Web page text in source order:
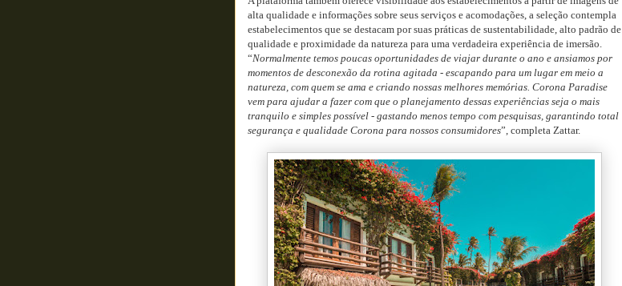
alta qualidade e informações sobre seus serviços e acomodações, a seleção contempla
estabelecimentos que se destacam por suas práticas de sustentabilidade, alto padrão de
qualidade e proximidade da natureza para uma verdadeira experiência de imersão.
“Normalmente temos poucas oportunidades de viajar durante o ano e ansiamos por
momentos de desconexão da rotina agitada - escapando para um lugar em meio a
natureza, com quem se ama e criando nossas melhores memórias. Corona Paradise
vem para ajudar a fazer com que o planejamento dessas experiências seja o mais
tranquilo e simples possível - gastando menos tempo com pesquisas, garantindo total
segurança e qualidade Corona para nossos consumidores”, completa Zattar.